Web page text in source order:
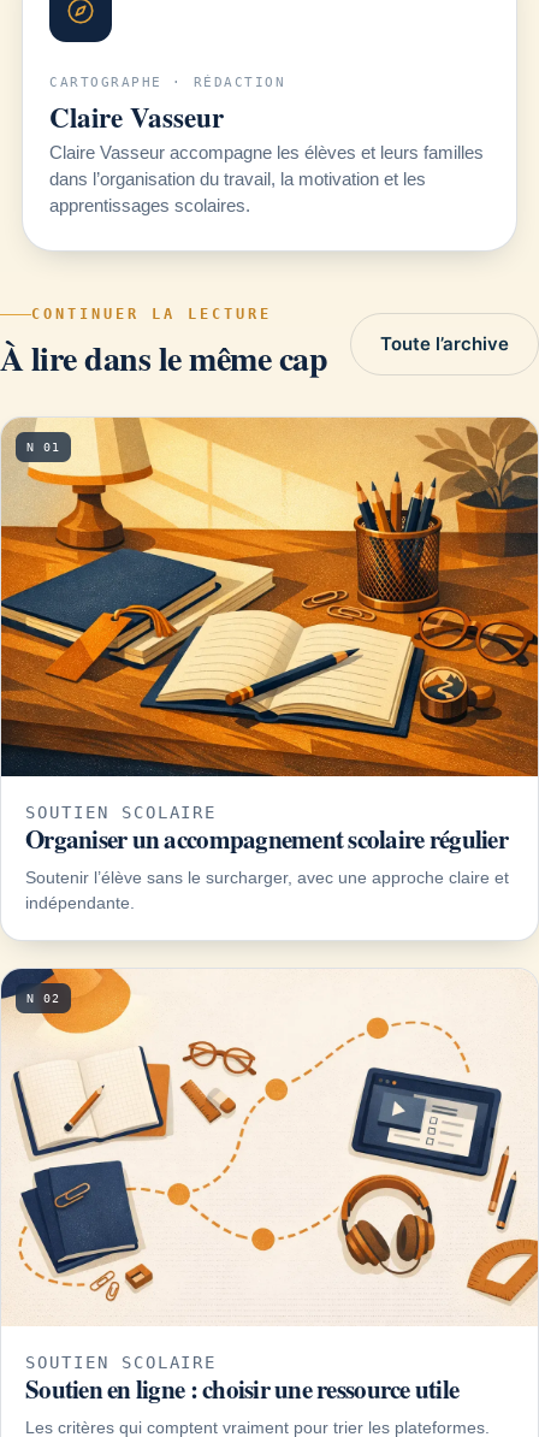
CARTOGRAPHE · RÉDACTION
Claire Vasseur
Claire Vasseur accompagne les élèves et leurs familles
dans l’organisation du travail, la motivation et les
apprentissages scolaires.
CONTINUER LA LECTURE
À lire dans le même cap Toute l’archive
N 01
SOUTIEN SCOLAIRE
Organiser un accompagnement scolaire régulier
Soutenir l’élève sans le surcharger, avec une approche claire et
indépendante.
N 02
SOUTIEN SCOLAIRE
Soutien en ligne : choisir une ressource utile
Les critères qui comptent vraiment pour trier les plateformes.